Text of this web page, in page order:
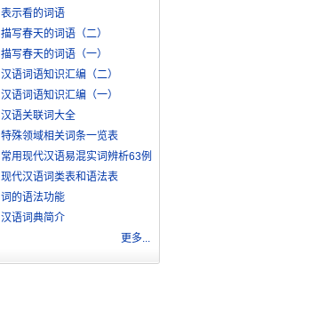
表示看的词语
描写春天的词语（二）
描写春天的词语（一）
汉语词语知识汇编（二）
汉语词语知识汇编（一）
汉语关联词大全
特殊领域相关词条一览表
常用现代汉语易混实词辨析63例
现代汉语词类表和语法表
词的语法功能
汉语词典简介
更多...